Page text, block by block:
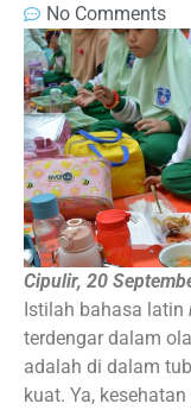
No Comments
Cipulir, 20
Istilah bahasa latin
terdengar dalam
adalah di dalam
kuat. Ya,